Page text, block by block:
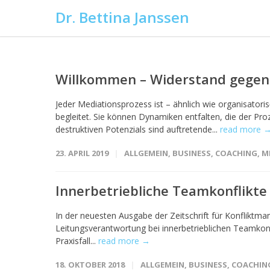
Dr. Bettina Janssen
Willkommen – Widerstand
Jeder Mediationsprozess ist – ähnlich wie
begleitet. Sie können Dynamiken entfalten, die der
destruktiven Potenzials sind auftretende... read more →
23. APRIL 2019 ALLGEMEIN, BUSINESS, COACHING,
Innerbetriebliche Teamkonflikte
In der neuesten Ausgabe der Zeitschrift für
Leitungsverantwortung bei innerbetrieblichen
Praxisfall... read more →
18. OKTOBER 2018 ALLGEMEIN, BUSINESS,